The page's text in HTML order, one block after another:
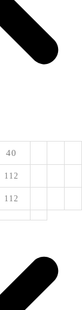
40
112
112